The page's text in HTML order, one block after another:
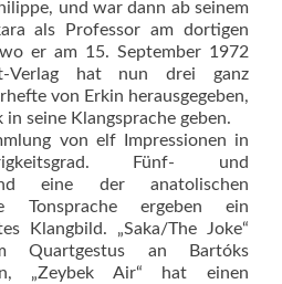
und war dann ab seinem
als Professor am dortigen
er am 15. September 1972
Verlag hat nun drei ganz
von Erkin herausgegeben,
seine Klangsprache geben.
von elf Impressionen in
Fünf- und
eine der anatolischen
Tonsprache ergeben ein
Klangbild. „Saka/The Joke“
Quartgestus an Bartóks
„Zeybek Air“ hat einen